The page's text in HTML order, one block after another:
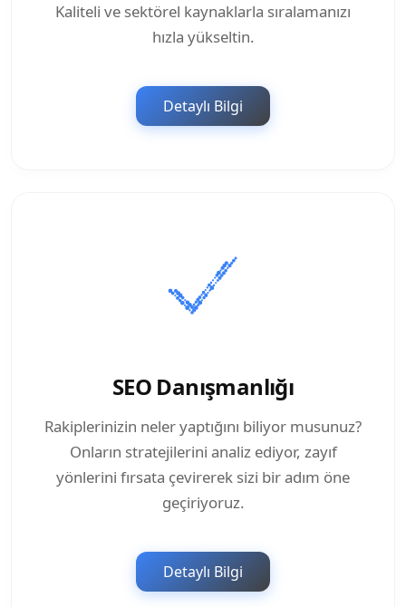
Kaliteli ve sektörel kaynaklarla sıralamanızı
hızla yükseltin.
Detaylı Bilgi
SEO Danışmanlığı
Rakiplerinizin neler yaptığını biliyor musunuz?
Onların stratejilerini analiz ediyor, zayıf
yönlerini fırsata çevirerek sizi bir adım öne
geçiriyoruz.
Detaylı Bilgi